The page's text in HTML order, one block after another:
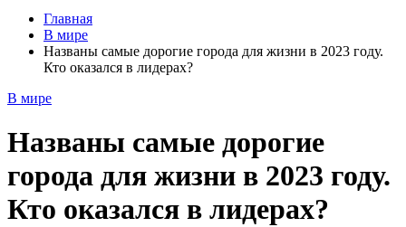
Главная
В мире
Названы самые дорогие города для жизни в 2023 году.
Кто оказался в лидерах?
В мире
Названы самые дорогие
города для жизни в 2023 году.
Кто оказался в лидерах?